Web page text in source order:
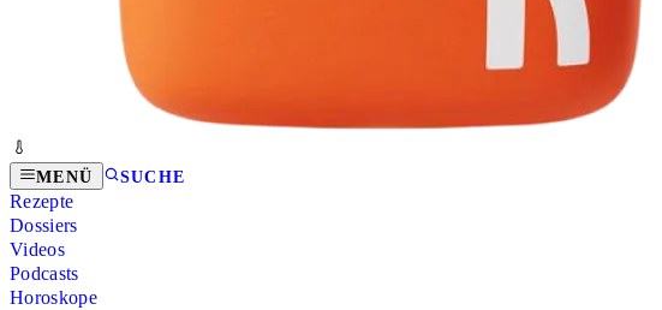
MENÜ SUCHE
Rezepte
Dossiers
Videos
Podcasts
Horoskope